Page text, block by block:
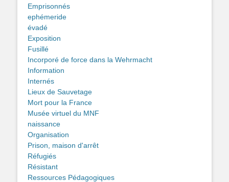
Emprisonnés
ephémeride
évadé
Exposition
Fusillé
Incorporé de force dans la Wehrmacht
Information
Internés
Lieux de Sauvetage
Mort pour la France
Musée virtuel du MNF
naissance
Organisation
Prison, maison d'arrêt
Réfugiés
Résistant
Ressources Pédagogiques